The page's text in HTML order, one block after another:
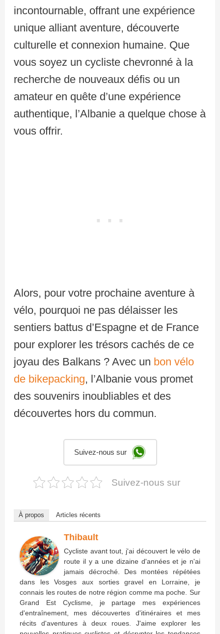
incontournable, offrant une expérience
unique alliant aventure, découverte
culturelle et connexion humaine. Que
vous soyez un cycliste chevronné à la
recherche de nouveaux défis ou un
amateur en quête d’une expérience
authentique, l’Albanie a quelque chose à
vous offrir.
Alors, pour votre prochaine aventure à
vélo, pourquoi ne pas délaisser les
sentiers battus d’Espagne et de France
pour explorer les trésors cachés de ce
joyau des Balkans ? Avec un bon vélo
de bikepacking, l’Albanie vous promet
des souvenirs inoubliables et des
découvertes hors du commun.
Suivez-nous sur
Suivez-nous sur
À propos Articles récents
Thibault
Cycliste avant tout, j'ai découvert le vélo de
route il y a une dizaine d'années et je n'ai
jamais décroché. Des montées répétées
dans les Vosges aux sorties gravel en Lorraine, je
connais les routes de notre région comme ma poche. Sur
Grand Est Cyclisme, je partage mes expériences
d'entraînement, mes découvertes d'itinéraires et mes
récits d'aventures à deux roues. J'aime explorer les